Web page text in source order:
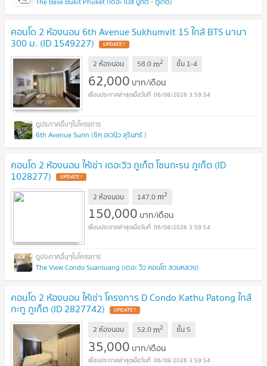
คอนโด 2 ห้องนอน 6th Avenue Sukhumvit 15 ใกล้ BTS นานา
300 ม. (ID 1549227) UPDATE !
2 ห้องนอน 58.0 m2 ชั้น 1-4
62,000 บาท/เดือน
06/08/2026 3:59:54
6th Avenue Surin (ซิค อเวนิว สุรินทร์ )
คอนโด 2 ห้องนอน ให้เช่า เดอะวิว ภูเก็ต โซนกะรน ภูเก็ต (ID
1028277) UPDATE !
2 ห้องนอน 147.0 m2
150,000 บาท/เดือน
06/08/2026 3:59:54
The View Condo Suanluang (เดอะ วิว คอนโด สวนหลวง)
คอนโด 2 ห้องนอน ให้เช่า โครงการ D Condo Kathu Patong ใกล้
กะทู ภูเก็ต (ID 2827742) UPDATE !
2 ห้องนอน 52.0 m2 ชั้น 5
35,000 บาท/เดือน
06/08/2026 3:59:54